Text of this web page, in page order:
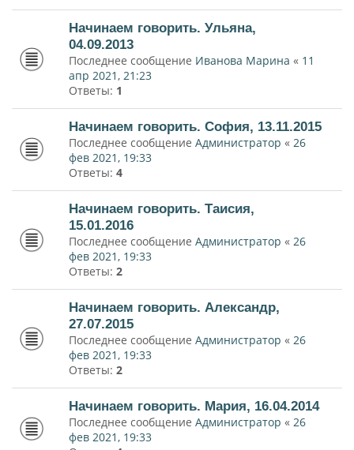
Начинаем говорить. Ульяна,
04.09.2013
Последнее сообщение Иванова Марина « 11
апр 2021, 21:23
Ответы: 1
Начинаем говорить. София, 13.11.2015
Последнее сообщение Администратор « 26
фев 2021, 19:33
Ответы: 4
Начинаем говорить. Таисия,
15.01.2016
Последнее сообщение Администратор « 26
фев 2021, 19:33
Ответы: 2
Начинаем говорить. Александр,
27.07.2015
Последнее сообщение Администратор « 26
фев 2021, 19:33
Ответы: 2
Начинаем говорить. Мария, 16.04.2014
Последнее сообщение Администратор « 26
фев 2021, 19:33